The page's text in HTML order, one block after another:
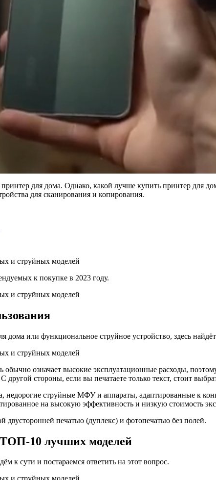
для дома. Однако, какой лучше купить принтер для
для сканирования и копирования.
к покупке в 2023 году.
или функциональное струйное устройство, здесь
означает высокие эксплуатационные расходы,
стороны, если вы печатаете только текст, стоит
струйные МФУ и аппараты, адаптированные к
на высокую эффективность и низкую стоимость
печатью (дуплекс) и фотопечатью без полей.
10 лучших моделей
к сути и постараемся ответить на этот вопрос.